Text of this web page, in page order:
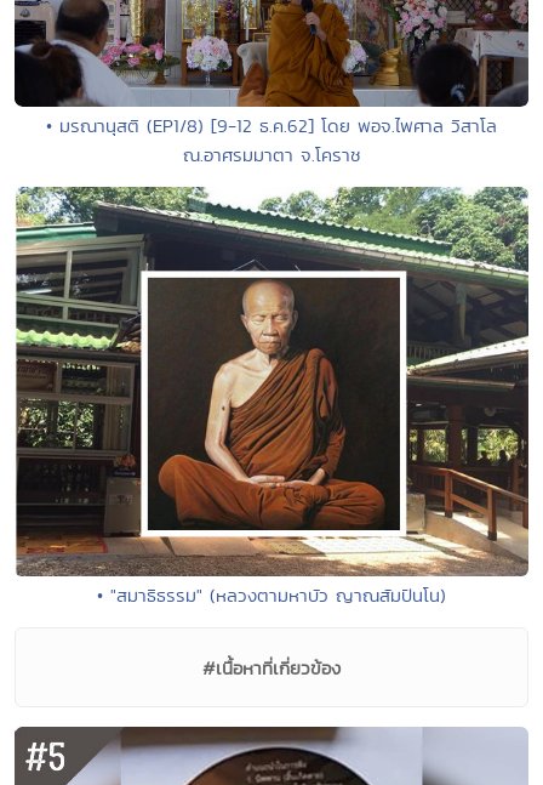
• มรณานุสติ (EP1/8) [9-12 ธ.ค.62] โดย พอจ.ไพศาล วิสาโล
ณ.อาศรมมาตา จ.โคราช
• "สมาธิธรรม" (หลวงตามหาบัว ญาณสัมปันโน)
#เนื้อหาที่เกี่ยวข้อง